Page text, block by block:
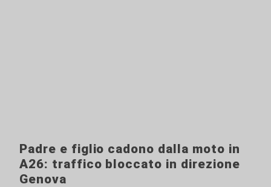
Padre e figlio cadono dalla moto in
A26: traffico bloccato in direzione
Genova